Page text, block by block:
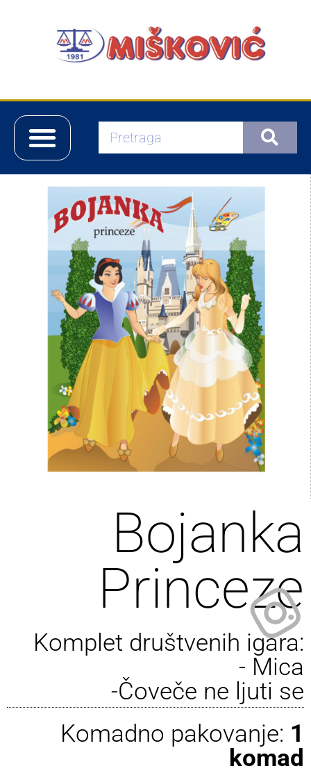
Bojanka
Princeze
Komplet društvenih igara:
- Mica
-Čoveče ne ljuti se
Komadno pakovanje: 1
komad